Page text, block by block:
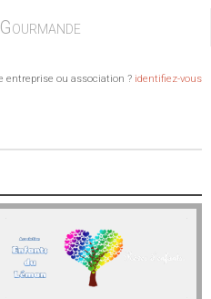
entreprise ou association ? identifiez-vous